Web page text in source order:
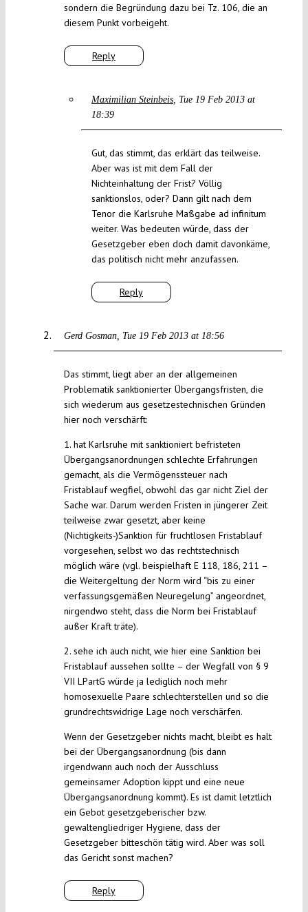
Reply
sondern die Begründung dazu bei Tz. 106, die an
diesem Punkt vorbeigeht.
Maximilian Steinbeis
Tue 19 Feb 2013 at
18:39
Reply
Gut, das stimmt, das erklärt das teilweise.
Aber was ist mit dem Fall der
Nichteinhaltung der Frist? Völlig
sanktionslos, oder? Dann gilt nach dem
Tenor die Karlsruhe Maßgabe ad infinitum
weiter. Was bedeuten würde, dass der
Gesetzgeber eben doch damit davonkäme,
das politisch nicht mehr anzufassen.
Gerd Gosman Tue 19 Feb 2013 at 18:56
Reply
Das stimmt, liegt aber an der allgemeinen
Problematik sanktionierter Übergangsfristen, die
sich wiederum aus gesetzestechnischen Gründen
hier noch verschärft:
1. hat Karlsruhe mit sanktioniert befristeten
Übergangsanordnungen schlechte Erfahrungen
gemacht, als die Vermögenssteuer nach
Fristablauf wegfiel, obwohl das gar nicht Ziel der
Sache war. Darum werden Fristen in jüngerer Zeit
teilweise zwar gesetzt, aber keine
(Nichtigkeits-)Sanktion für fruchtlosen Fristablauf
vorgesehen, selbst wo das rechtstechnisch
möglich wäre (vgl. beispielhaft E 118, 186, 211 –
die Weitergeltung der Norm wird “bis zu einer
verfassungsgemäßen Neuregelung” angeordnet,
nirgendwo steht, dass die Norm bei Fristablauf
außer Kraft träte).
2. sehe ich auch nicht, wie hier eine Sanktion bei
Fristablauf aussehen sollte – der Wegfall von § 9
VII LPartG würde ja lediglich noch mehr
homosexuelle Paare schlechterstellen und so die
grundrechtswidrige Lage noch verschärfen.
Wenn der Gesetzgeber nichts macht, bleibt es halt
bei der Übergangsanordnung (bis dann
irgendwann auch noch der Ausschluss
gemeinsamer Adoption kippt und eine neue
Übergangsanordnung kommt). Es ist damit letztlich
ein Gebot gesetzgeberischer bzw.
gewaltengliedriger Hygiene, dass der
Gesetzgeber bitteschön tätig wird. Aber was soll
das Gericht sonst machen?